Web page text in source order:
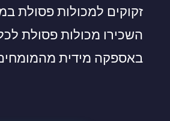
זקוקים למכולות פסולת
השכירו מכולות פסולת
באספקה מידית